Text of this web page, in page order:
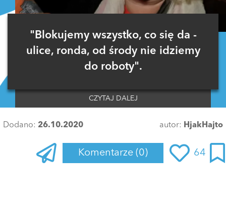
"Blokujemy wszystko, co się da -
ulice, ronda, od środy nie idziemy
do roboty".
CZYTAJ DALEJ
Dodano: 26.10.2020 autor: HjakHajto
Komentarze (0) 64